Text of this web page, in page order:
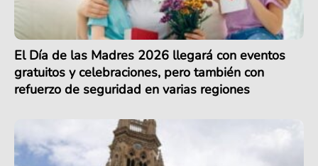
El Día de las Madres 2026 llegará con eventos
gratuitos y celebraciones, pero también con
refuerzo de seguridad en varias regiones